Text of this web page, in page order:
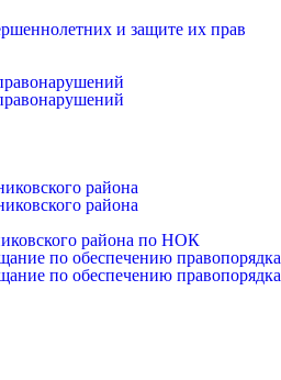
и защите их прав
района
района
района по НОК
по обеспечению
по обеспечению